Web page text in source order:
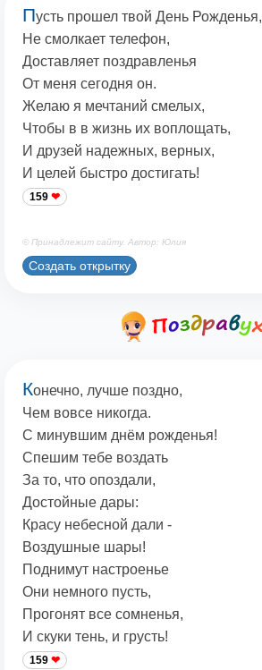
Пусть прошел твой День Рожденья,
Не смолкает телефон,
Доставляет поздравленья
От меня сегодня он.
Желаю я мечтаний смелых,
Чтобы в в жизнь их воплощать,
И друзей надежных, верных,
И целей быстро достигать!
159
© Принадлежит сайту. Автор: Юлия
Создать открытку
Конечно, лучше поздно,
Чем вовсе никогда.
С минувшим днём рожденья!
Спешим тебе воздать
За то, что опоздали,
Достойные дары:
Красу небесной дали -
Воздушные шары!
Поднимут настроенье
Они немного пусть,
Прогонят все сомненья,
И скуки тень, и грусть!
159